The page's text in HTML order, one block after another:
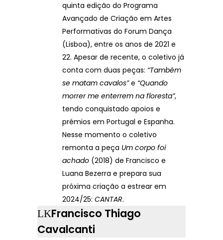
quinta edição do Programa
Avançado de Criação em Artes
Performativas do Forum Dança
(Lisboa), entre os anos de 2021 e
22. Apesar de recente, o coletivo já
conta com duas peças: “Também
se matam cavalos”e “Quando
morrer me enterrem na floresta”,
tendo conquistado apoios e
prémios em Portugal e Espanha.
Nesse momento o coletivo
remonta a peça Um corpo foi
achado (2018) de Francisco e
Luana Bezerra e prepara sua
próxima criação a estrear em
2024/25: CANTAR.
Francisco Thiago
Cavalcanti